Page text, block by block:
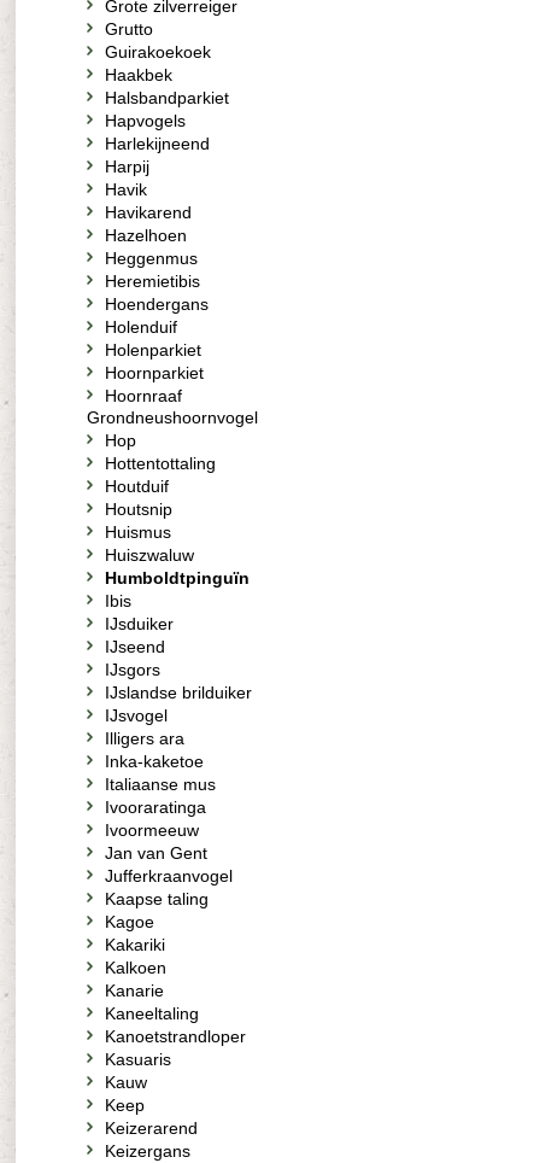
Grote zilverreiger
Grutto
Guirakoekoek
Haakbek
Halsbandparkiet
Hapvogels
Harlekijneend
Harpij
Havik
Havikarend
Hazelhoen
Heggenmus
Heremietibis
Hoendergans
Holenduif
Holenparkiet
Hoornparkiet
Hoornraaf
Grondneushoornvogel
Hop
Hottentottaling
Houtduif
Houtsnip
Huismus
Huiszwaluw
Humboldtpinguïn
Ibis
IJsduiker
IJseend
IJsgors
IJslandse brilduiker
IJsvogel
Illigers ara
Inka-kaketoe
Italiaanse mus
Ivooraratinga
Ivoormeeuw
Jan van Gent
Jufferkraanvogel
Kaapse taling
Kagoe
Kakariki
Kalkoen
Kanarie
Kaneeltaling
Kanoetstrandloper
Kasuaris
Kauw
Keep
Keizerarend
Keizergans